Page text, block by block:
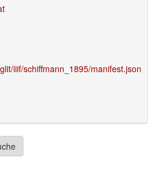
iiif/schiffmann_1895/manifest.json